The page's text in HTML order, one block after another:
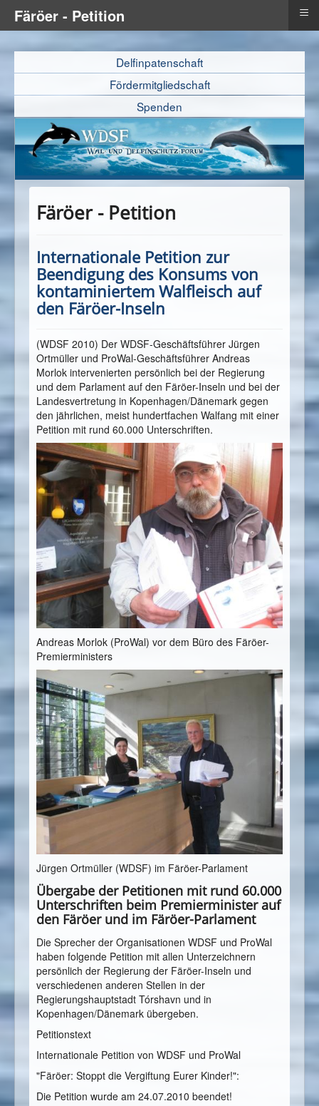
Delfinpatenschaft
Fördermitgliedschaft
Spenden
Färöer - Petition
Internationale Petition zur
Beendigung des Konsums von
kontaminiertem Walfleisch auf
den Färöer-Inseln
(WDSF 2010) Der WDSF-Geschäftsführer Jürgen
Ortmüller und ProWal-Geschäftsführer Andreas
Morlok intervenierten persönlich bei der Regierung
und dem Parlament auf den Färöer-Inseln und bei der
Landesvertretung in Kopenhagen/Dänemark gegen
den jährlichen, meist hundertfachen Walfang mit einer
Petition mit rund 60.000 Unterschriften.
Andreas Morlok (ProWal) vor dem Büro des Färöer-
Premierministers
Jürgen Ortmüller (WDSF) im Färöer-Parlament
Übergabe der Petitionen mit rund 60.000
Unterschriften beim Premierminister auf
den Färöer und im Färöer-Parlament
Die Sprecher der Organisationen WDSF und ProWal
haben folgende Petition mit allen Unterzeichnern
persönlich der Regierung der Färöer-Inseln und
verschiedenen anderen Stellen in der
Regierungshauptstadt Tórshavn und in
Kopenhagen/Dänemark übergeben.
Petitionstext
Internationale Petition von WDSF und ProWal
"Färöer: Stoppt die Vergiftung Eurer Kinder!":
Die Petition wurde am 24.07.2010 beendet!
Färöer - Petition ≡